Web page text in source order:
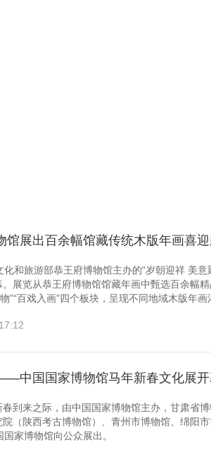
馆展出百余幅馆藏传统木版年画喜
化和旅游部恭王府博物馆主办的“岁朝迎祥 美
展览从恭王府博物馆馆藏年画中甄选百余幅
”“百戏入画”四个板块，呈现不同地域木版年画
中国国家博物馆马年新春文化展开
到来之际，由中国国家博物馆主办，甘肃省
院（陕西考古博物馆）、青州市博物馆、绵阳
家博物馆向公众展出。